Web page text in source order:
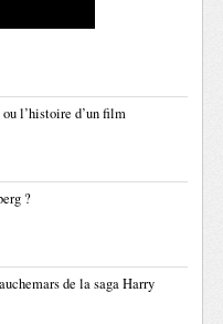
l’histoire d’un film
?
de la saga Harry